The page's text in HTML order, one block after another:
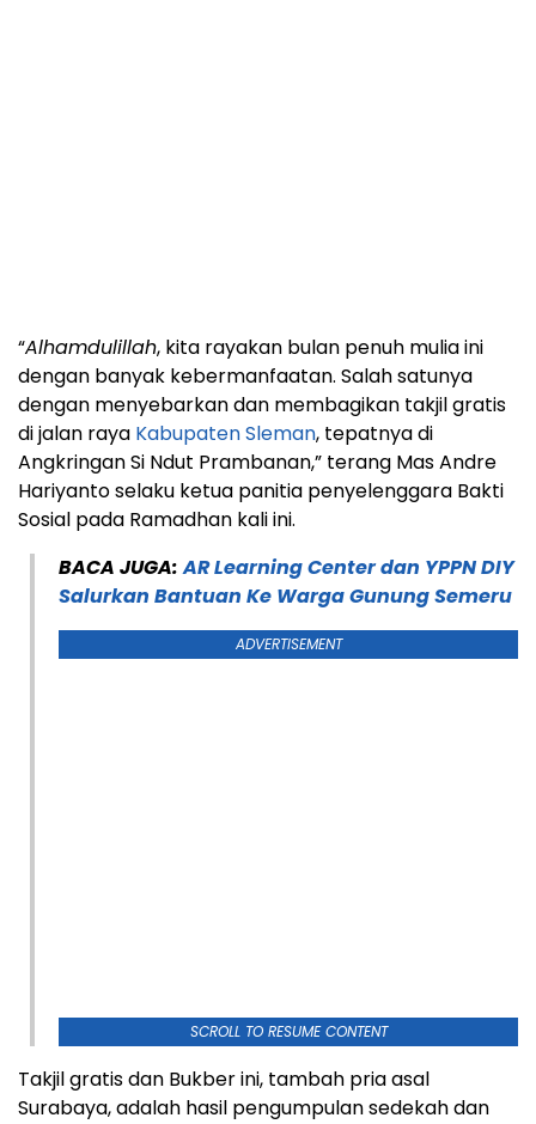
“Alhamdulillah, kita rayakan bulan penuh mulia ini
dengan banyak kebermanfaatan. Salah satunya
dengan menyebarkan dan membagikan takjil gratis
di jalan raya Kabupaten Sleman, tepatnya di
Angkringan Si Ndut Prambanan,” terang Mas Andre
Hariyanto selaku ketua panitia penyelenggara Bakti
Sosial pada Ramadhan kali ini.
BACA JUGA:AR Learning Center dan YPPN DIY
Salurkan Bantuan Ke Warga Gunung Semeru
ADVERTISEMENT
SCROLL TO RESUME CONTENT
Takjil gratis dan Bukber ini, tambah pria asal
Surabaya, adalah hasil pengumpulan sedekah dan